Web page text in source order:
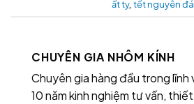
ất tỵ, tết nguyên
CHUYÊN GIA NHÔM KÍNH
Chuyên gia hàng đầu trong lĩnh
10 năm kinh nghiệm tư vấn,